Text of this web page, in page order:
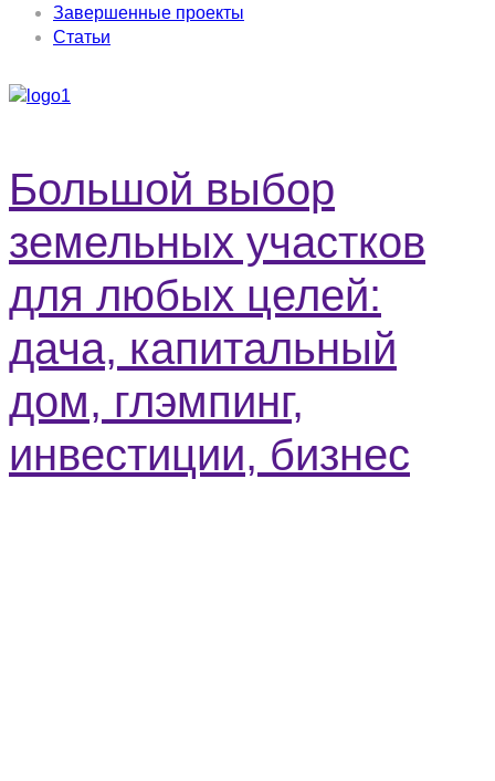
Завершенные проекты
Статьи
Большой выбор
земельных участков
для любых целей:
дача, капитальный
дом, глэмпинг,
инвестиции, бизнес